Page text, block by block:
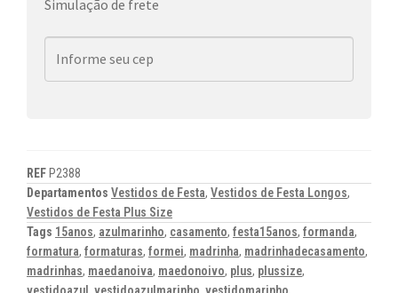
Simulação de frete
REF P2388
Departamentos Vestidos de Festa, Vestidos de Festa Longos,
Vestidos de Festa Plus Size
Tags 15anos, azulmarinho, casamento, festa15anos, formanda,
formatura, formaturas, formei, madrinha, madrinhadecasamento,
madrinhas, maedanoiva, maedonoivo, plus, plussize,